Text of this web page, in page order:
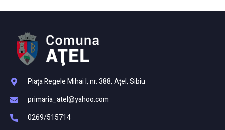
Piaţa Regele Mihai I, nr. 388, Aţel, Sibiu
primaria_atel@yahoo.com
0269/515714